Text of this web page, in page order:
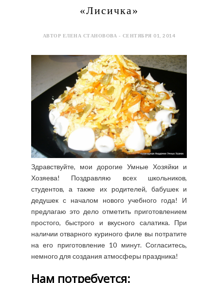
«Лисичка»
АВТОР ЕЛЕНА СТАНОВОВА - СЕНТЯБРЯ 01, 2014
Здравствуйте, мои дорогие Умные Хозяйки и
Хозяева! Поздравляю всех школьников,
студентов, а также их родителей, бабушек и
дедушек с началом нового учебного года! И
предлагаю это дело отметить приготовлением
простого, быстрого и вкусного салатика. При
наличии отварного куриного филе вы потратите
на его приготовление 10 минут. Согласитесь,
немного для создания атмосферы праздника!
Нам потребуется: